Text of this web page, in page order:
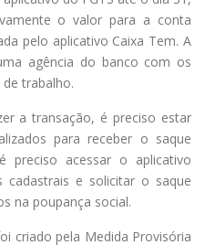
o valor para a conta
pelo aplicativo Caixa Tem. A
agência do banco com os
trabalho.
a transação, é preciso estar
para receber o saque
preciso acessar o aplicativo
cadastrais e solicitar o saque
na poupança social.
criado pela Medida Provisória